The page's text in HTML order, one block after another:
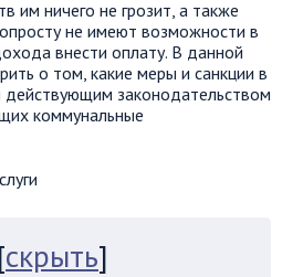
им ничего не грозит, а также
не имеют возможности в
внести оплату. В данной
о том, какие меры и санкции в
законодательством
коммунальные
[скрыть]